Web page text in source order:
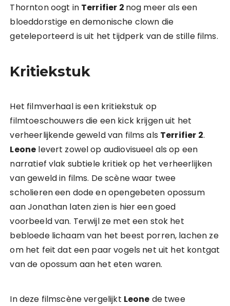
Thornton oogt in Terrifier 2 nog meer als een
bloeddorstige en demonische clown die
geteleporteerd is uit het tijdperk van de stille films.
Kritiekstuk
Het filmverhaal is een kritiekstuk op
filmtoeschouwers die een kick krijgen uit het
verheerlijkende geweld van films als Terrifier 2.
Leone levert zowel op audiovisueel als op een
narratief vlak subtiele kritiek op het verheerlijken
van geweld in films. De scène waar twee
scholieren een dode en opengebeten opossum
aan Jonathan laten zien is hier een goed
voorbeeld van. Terwijl ze met een stok het
bebloede lichaam van het beest porren, lachen ze
om het feit dat een paar vogels net uit het kontgat
van de opossum aan het eten waren.
In deze filmscène vergelijkt Leone de twee